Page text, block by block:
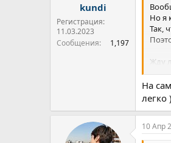
kundi
Регистрация:
11.03.2023
Сообщения
1,197
Но я
Так,
Жду
На
легко )
10 Апр